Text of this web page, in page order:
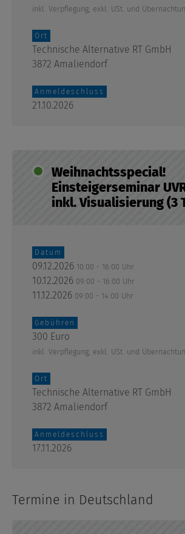
inkl. Verpflegung, exkl. USt. und
Ort
Technische Alternative RT GmbH
3872 Amaliendorf
Anmeldeschluss
21.10.2026
Weihnachtsspecial!
Einsteigerseminar
inkl. Visualisierung (3
Datum
09.12.2026 10:00 - 16:00 Uhr
10.12.2026 09:00 - 16:00 Uhr
11.12.2026 09:00 - 14:00 Uhr
Gebühren
300 Euro
inkl. Verpflegung, exkl. USt. und
Ort
Technische Alternative RT GmbH
3872 Amaliendorf
Anmeldeschluss
17.11.2026
Termine in Deutschland